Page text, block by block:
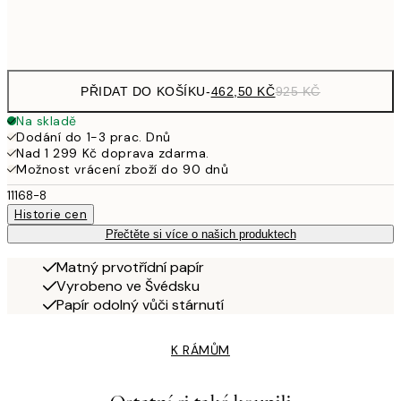
PŘIDAT DO KOŠÍKU-462,50 KČ925 KČ
Na skladě
Dodání do 1-3 prac. Dnů
Nad 1 299 Kč doprava zdarma.
Možnost vrácení zboží do 90 dnů
11168-8
Historie cen
Přečtěte si více o našich produktech
Matný prvotřídní papír
Vyrobeno ve Švédsku
Papír odolný vůči stárnutí
K RÁMŮM